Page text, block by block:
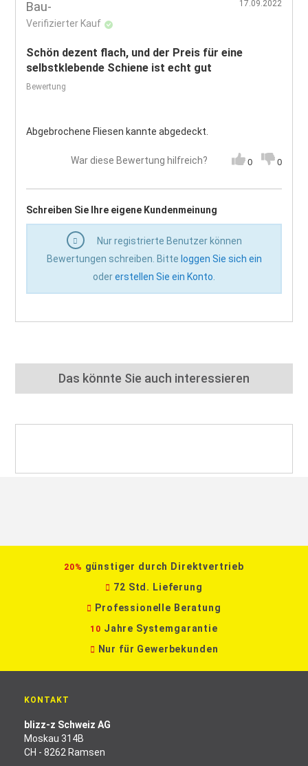
Bau-
Verifizierter Kauf
17.09.2022
Schön dezent flach, und der Preis für eine
selbstklebende Schiene ist echt gut
Bewertung
Abgebrochene Fliesen kannte abgedeckt.
War diese Bewertung hilfreich? 0 0
Schreiben Sie Ihre eigene Kundenmeinung
Nur registrierte Benutzer können
Bewertungen schreiben. Bitte loggen Sie sich ein
odererstellen Sie ein Konto
Das könnte Sie auch interessieren
20% günstiger durch Direktvertrieb
72 Std. Lieferung
Professionelle Beratung
10 Jahre Systemgarantie
Nur für Gewerbekunden
KONTAKT
blizz-z Schweiz AG
Moskau 314B
CH - 8262 Ramsen